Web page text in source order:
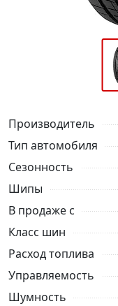
Производитель
Тип автомобиля
Сезонность
Шипы
В продаже с
Класс шин
Расход топлива
Управляемость
Шумность